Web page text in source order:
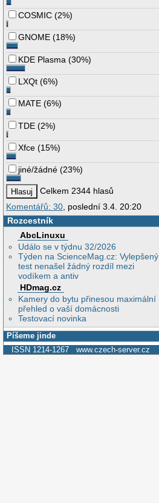
COSMIC (2%)
GNOME (18%)
KDE Plasma (30%)
LXQt (6%)
MATE (6%)
TDE (2%)
Xfce (15%)
jiné/žádné (23%)
Celkem 2344 hlasů
Komentářů: 30 , poslední 3.4. 20:20
Rozcestník
AbcLinuxu
Událo se v týdnu 32/2026
Týden na ScienceMag.cz: Vylepšený
test nenašel žádný rozdíl mezi
vodíkem a antiv
HDmag.cz
Kamery do bytu přinesou maximální
přehled o vaší domácnosti
Testovací novinka
Píšeme jinde
ISSN 1214-1267 www.czech-server.cz